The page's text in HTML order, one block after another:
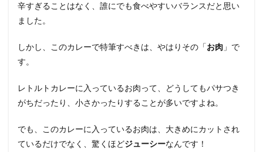
辛すぎることはなく、誰にでも食べやすいバランスだと思い
ました。
しかし、このカレーで特筆すべきは、やはりその「お肉 」で
す。
レトルトカレーに入っているお肉って、どうしてもパサつき
がちだったり、小さかったりすることが多いですよね。
でも、このカレーに入っているお肉は、大きめにカットされ
ているだけでなく、驚くほどジューシーなんです！